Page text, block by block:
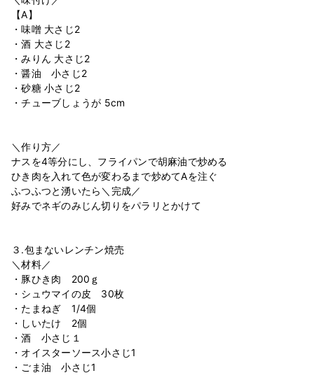
【A】
・味噌 大さじ2
・酒 大さじ2
・みりん 大さじ2
・醤油 小さじ2
・砂糖 小さじ2
・チューブしょうが 5cm
＼作り方／
ナスを4等分にし、フライパンで胡麻油で炒める
ひき肉を入れて色が変わるまで炒めてAを注ぐ
ふつふつと湧いたら＼完成／
好みでネギのみじん切りをパラリとかけて
３.包まないレンチン焼売
＼材料／
・豚ひき肉 200ｇ
・シュウマイの皮 30枚
・たまねぎ 1/4個
・しいたけ 2個
・酒 小さじ１
・オイスターソース小さじ1
・ごま油 小さじ1